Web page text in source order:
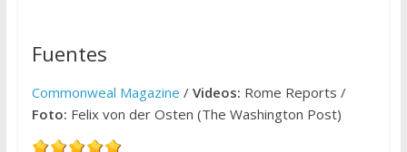
Fuentes
Commonweal Magazine / Videos: Rome Reports /
Foto: Felix von der Osten (The Washington Post)